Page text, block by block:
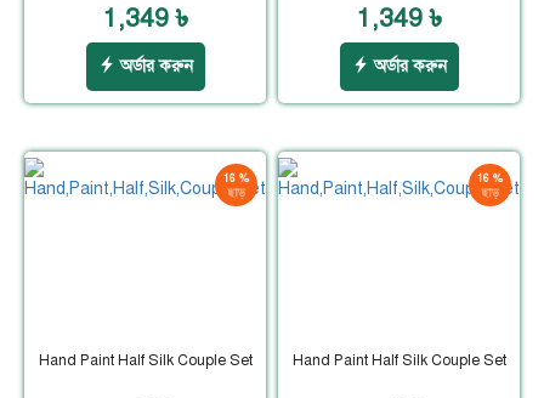
1,349 ৳
অর্ডার করুন
1,349 ৳
অর্ডার করুন
16 %
ছাড়
Hand Paint Half Silk Couple Set
16 %
ছাড়
Hand Paint Half Silk Couple Set